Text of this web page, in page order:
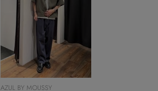
AZUL BY MOUSSY